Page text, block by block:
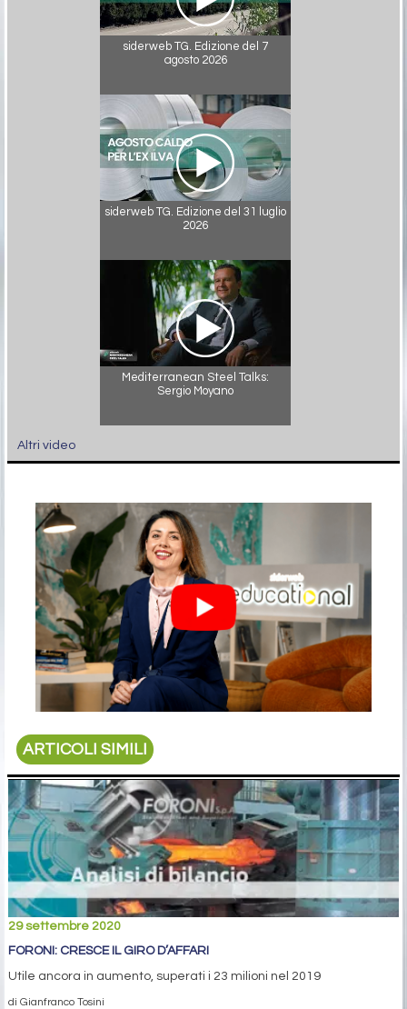
siderweb TG. Edizione del 7
agosto 2026
siderweb TG. Edizione del 31 luglio
2026
Mediterranean Steel Talks:
Sergio Moyano
Altri video
ARTICOLI SIMILI
29 settembre 2020
FORONI: CRESCE IL GIRO D’AFFARI
Utile ancora in aumento, superati i 23 milioni nel 2019
di Gianfranco Tosini